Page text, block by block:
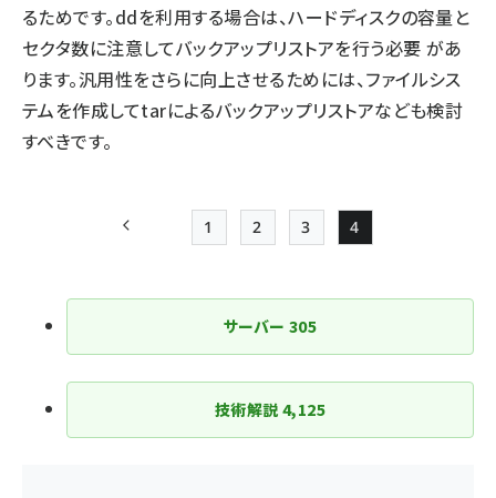
るためです。ddを利用する場合は、ハードディスクの容量と
セクタ数に注意してバックアップリストアを行う必要 があ
ります。汎用性をさらに向上させるためには、ファイルシス
テムを作成してtarによるバックアップリストアなども検討
すべきです。
ジ
送
り
前ページ Page
1
Page
2
Page
3
Page
4
サーバー 305
技術解説 4,125